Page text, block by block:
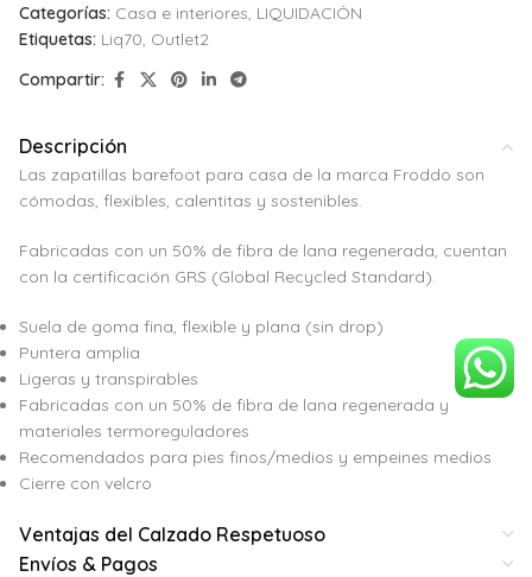
Categorías: Casa e interiores, LIQUIDACIÓN
Etiquetas: Liq70, Outlet2
Compartir:
Descripción
Las zapatillas barefoot para casa de la marca Froddo son
cómodas, flexibles, calentitas y sostenibles.
Fabricadas con un 50% de fibra de lana regenerada, cuentan
con la certificación GRS (Global Recycled Standard).
Suela de goma fina, flexible y plana (sin drop)
Puntera amplia
Ligeras y transpirables
Fabricadas con un 50% de fibra de lana regenerada y
materiales termoreguladores
Recomendados para pies finos/medios y empeines medios
Cierre con velcro
Ventajas del Calzado Respetuoso
Envíos & Pagos